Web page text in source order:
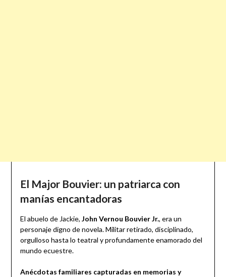
El Major Bouvier: un patriarca con
manías encantadoras
El abuelo de Jackie, John Vernou Bouvier Jr., era un
personaje digno de novela. Militar retirado, disciplinado,
orgulloso hasta lo teatral y profundamente enamorado del
mundo ecuestre.
Anécdotas familiares capturadas en memorias y